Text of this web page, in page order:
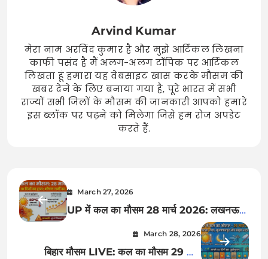
Arvind Kumar
मेरा नाम अरविंद कुमार है और मुझे आर्टिकल लिखना
काफी पसंद है मैं अलग-अलग टॉपिक पर आर्टिकल
लिखता हूं हमारा यह वेबसाइट खास करके मौसम की
खबर देने के लिए बनाया गया है, पूरे भारत में सभी
राज्यों सभी जिलों के मौसम की जानकारी आपको हमारे
इस ब्लॉक पर पढ़ने को मिलेगा जिसे हम रोज अपडेट
करते हैं.
March 27, 2026
UP में कल का मौसम 28 मार्च 2026: लखनऊ से
नोएडा तक रेड अलर्ट! क्या आपके शहर में भी चलेगी
लू? देखें अगले 10 दिनों की डरावनी रिपोर्ट
March 28, 2026
बिहार मौसम LIVE: कल का मौसम 29 मार्च